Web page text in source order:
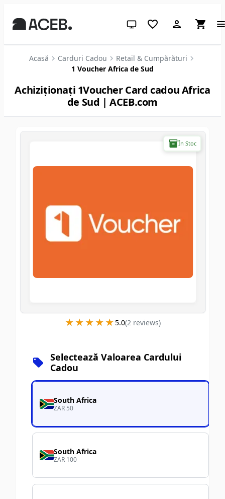
Temă sistem (apasă pentru
Acasă Carduri Cadou
Retail & Cumpărături
1 Voucher Africa de Sud
Achiziționați 1Voucher Card cadou Africa
de Sud | ACEB.com
În Stoc
★★★★★
★★★★★5.0(2reviews)
Selectează Valoarea Cardului
Cadou
South Africa
ZAR 50
South Africa
ZAR 100